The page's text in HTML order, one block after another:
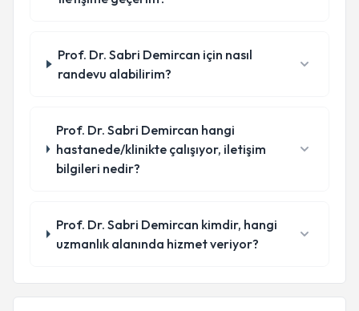
Prof. Dr. Sabri Demircan için nasıl
randevu alabilirim?
Prof. Dr. Sabri Demircan hangi
hastanede/klinikte çalışıyor, iletişim
bilgileri nedir?
Prof. Dr. Sabri Demircan kimdir, hangi
uzmanlık alanında hizmet veriyor?